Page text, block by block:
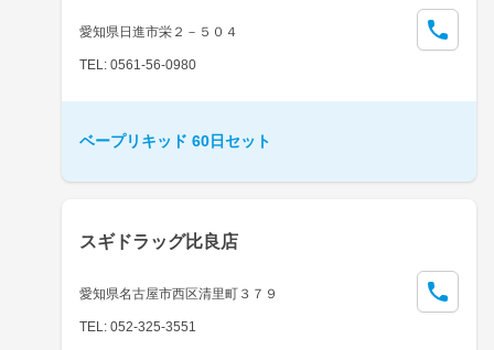
愛知県日進市栄２－５０４
TEL: 0561-56-0980
ベープリキッド 60日セット
スギドラッグ比良店
愛知県名古屋市西区清里町３７９
TEL: 052-325-3551